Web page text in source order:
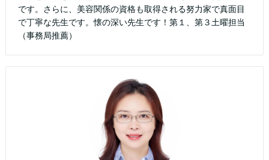
です。さらに、美容関係の資格も取得される努力家で真面目
で丁寧な先生です。懐の深い先生です！第１、第３土曜担当
（事務局推薦）